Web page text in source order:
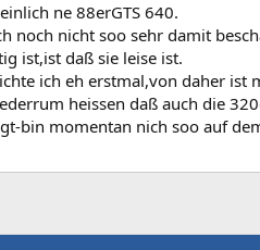
ne 88erGTS 640.
noch nicht soo sehr damit
ist,ist daß sie leise ist.
ich eh erstmal,von daher ist
heissen daß auch die
bin momentan nich soo auf